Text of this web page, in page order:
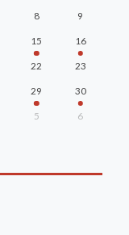
8 9
15 16
22 23
29 30
5 6